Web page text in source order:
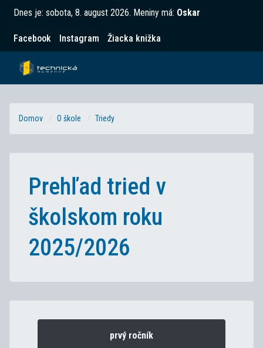
Dnes je: sobota, 8. august 2026. Meniny má: Oskar
Facebook Instagram Žiacka knižka
Domov O škole Triedy
Prehľad tried v
školskom roku
2025/2026
prvý ročník